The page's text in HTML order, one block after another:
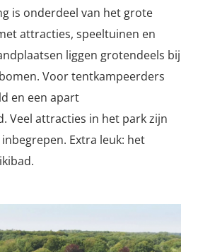
is onderdeel van het grote
attracties, speeltuinen en
liggen grotendeels bij
Voor tentkampeerders
en een apart
Veel attracties in het park zijn
Extra leuk: het